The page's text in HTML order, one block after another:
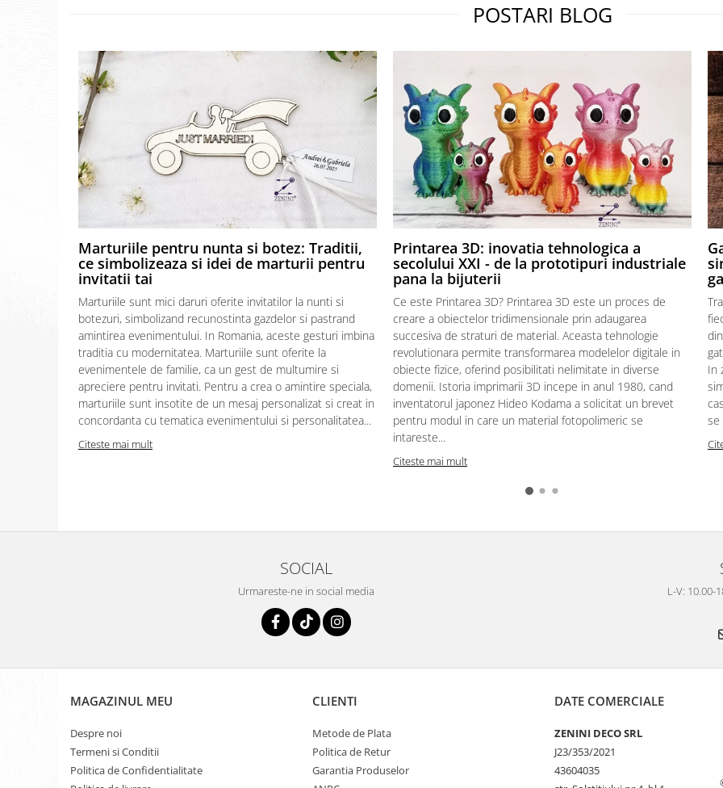
POSTARI BLOG
Marturiile pentru nunta si botez: Traditii,
ce simbolizeaza si idei de marturii pentru
invitatii tai
Marturiile sunt mici daruri oferite invitatilor la nunti si
botezuri, simbolizand recunostinta gazdelor si pastrand
amintirea evenimentului. In Romania, aceste gesturi imbina
traditia cu modernitatea. Marturiile sunt oferite la
evenimentele de familie, ca un gest de multumire si
apreciere pentru invitati. Pentru a crea o amintire speciala,
marturiile sunt insotite de un mesaj personalizat si creat in
concordanta cu tematica evenimentului si personalitatea...
Citeste mai mult
Printarea 3D: inovatia tehnologica a
secolului XXI - de la prototipuri industriale
pana la bijuterii
Ce este Printarea 3D? Printarea 3D este un proces de
creare a obiectelor tridimensionale prin adaugarea
succesiva de straturi de material. Aceasta tehnologie
revolutionara permite transformarea modelelor digitale in
obiecte fizice, oferind posibilitati nelimitate in diverse
domenii. Istoria imprimarii 3D incepe in anul 1980, cand
inventatorul japonez Hideo Kodama a solicitat un brevet
pentru modul in care un material fotopolimeric se
intareste...
Citeste mai mult
In
se
SOCIAL
Urmareste-ne in social media L-V: 10.00-
MAGAZINUL MEU
Despre noi
Termeni si Conditii
Politica de Confidentialitate
CLIENTI
Metode de Plata
Politica de Retur
Garantia Produselor
DATE COMERCIALE
ZENINI DECO SRL
J23/353/2021
43604035